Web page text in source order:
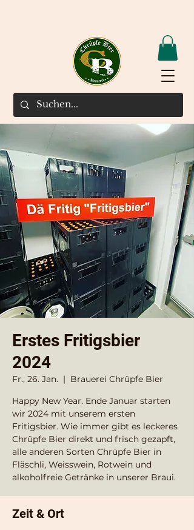
Erstes Fritigsbier
2024
Fr., 26. Jan.
  |
Brauerei Chrüpfe Bier
Happy New Year. Ende Januar starten
wir 2024 mit unserem ersten
Fritigsbier. Wie immer gibt es leckeres
Chrüpfe Bier direkt und frisch gezapft,
alle anderen Sorten Chrüpfe Bier in
Fläschli, Weisswein, Rotwein und
alkoholfreie Getränke in unserer Braui.
Zeit & Ort